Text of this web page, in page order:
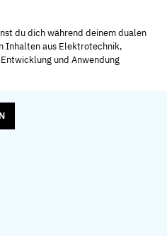
du dich während deinem dualen
Inhalten aus Elektrotechnik,
und Anwendung